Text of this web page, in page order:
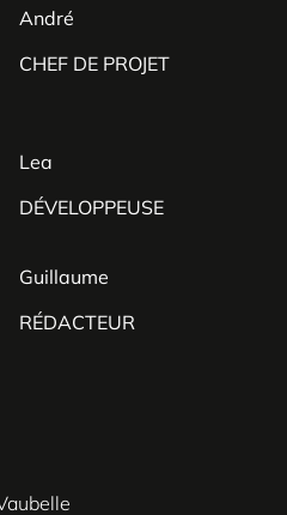
André
CHEF DE PROJET
Lea
DÉVELOPPEUSE
Guillaume
RÉDACTEUR